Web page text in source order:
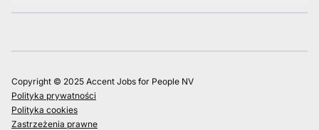
Copyright © 2025 Accent Jobs for People NV
Polityka prywatności
Polityka cookies
Zastrzeżenia prawne